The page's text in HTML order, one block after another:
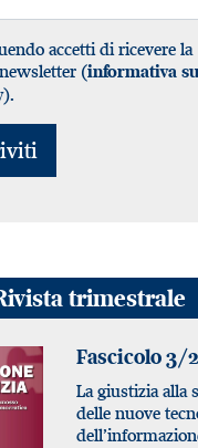
accetti di ricevere la
(informativa
).
trimestrale
Fascicolo 3/
La giustizia alla
delle nuove